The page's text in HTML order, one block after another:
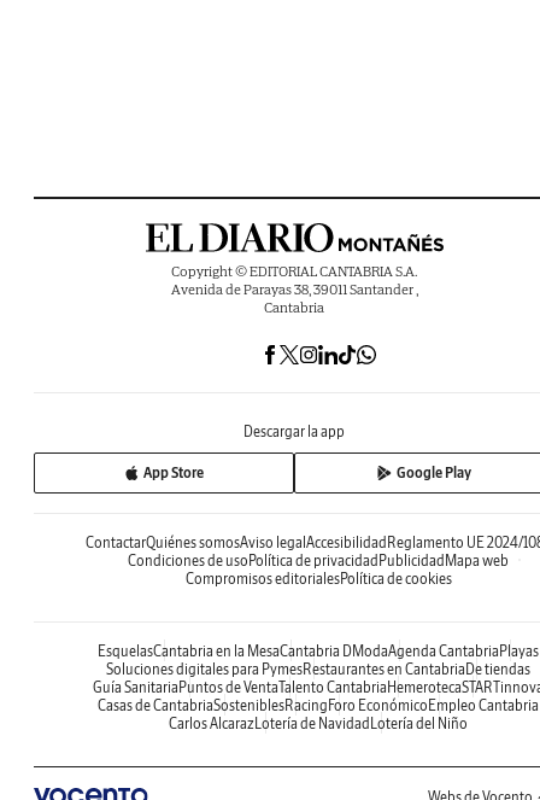
Copyright © EDITORIAL CANTABRIA S.A.
Avenida de Parayas 38, 39011 Santander ,
Cantabria
Descargar la app
App Store Google Play
ContactarQuiénes somosAviso legalAccesibilidadReglamento UE 2024/
Condiciones de usoPolítica de privacidadPublicidadMapa web
Compromisos editorialesPolítica de cookies
EsquelasCantabria en la MesaCantabria DModaAgenda CantabriaPlayas
Soluciones digitales para PymesRestaurantes en CantabriaDe tiendas
Guía SanitariaPuntos de VentaTalento CantabriaHemeroteca
Casas de CantabriaSosteniblesRacingForo EconómicoEmpleo Cantabria
Carlos AlcarazLotería de NavidadLotería del Niño